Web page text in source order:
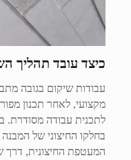
כיצד עובד תהליך
עבודות שיקום בגובה
מקצועי, לאחר תכנון
לתכנית עבודה מסודרת.
בחלקו החיצוני של המבנה
המעטפת החיצונית, דרך